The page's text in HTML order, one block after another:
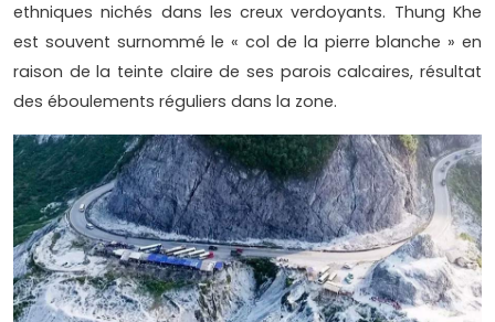
ethniques nichés dans les creux verdoyants. Thung Khe
est souvent surnommé le « col de la pierre blanche » en
raison de la teinte claire de ses parois calcaires, résultat
des éboulements réguliers dans la zone.